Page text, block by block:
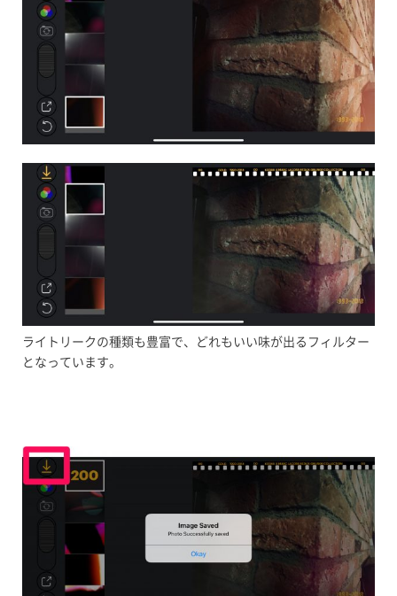
ライトリークの種類も豊富で、どれもいい味が出るフィルター
となっています。